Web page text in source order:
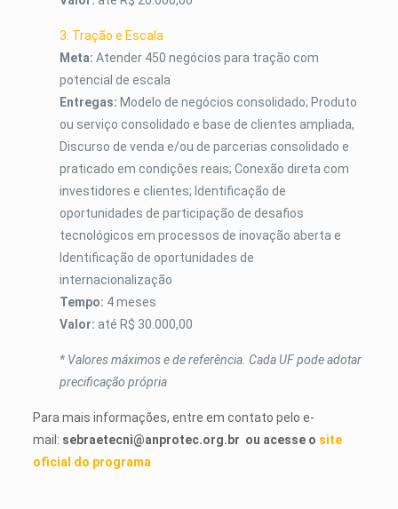
3. Tração e Escala
Meta: Atender 450 negócios para tração com
potencial de escala
Entregas: Modelo de negócios consolidado; Produto
ou serviço consolidado e base de clientes ampliada,
Discurso de venda e/ou de parcerias consolidado e
praticado em condições reais; Conexão direta com
investidores e clientes; Identificação de
oportunidades de participação de desafios
tecnológicos em processos de inovação aberta e
Identificação de oportunidades de
internacionalização
Tempo: 4 meses
Valor: até R$ 30.000,00
* Valores máximos e de referência. Cada UF pode adotar
precificação própria
Para mais informações, entre em contato pelo e-
mail: sebraetecni@anprotec.org.br ou acesse o site
oficial do programa